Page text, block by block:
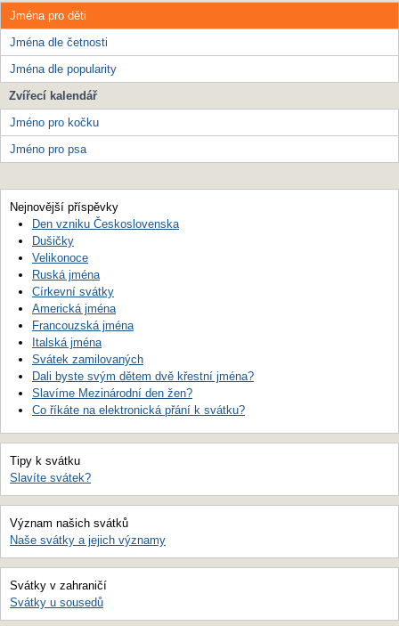
Jména pro děti
Jména dle četnosti
Jména dle popularity
Zvířecí kalendář
Jméno pro kočku
Jméno pro psa
Nejnovější příspěvky
Den vzniku Československa
Dušičky
Velikonoce
Ruská jména
Církevní svátky
Americká jména
Francouzská jména
Italská jména
Svátek zamilovaných
Dali byste svým dětem dvě křestní jména?
Slavíme Mezinárodní den žen?
Co říkáte na elektronická přání k svátku?
Tipy k svátku
Slavíte svátek?
Význam našich svátků
Naše svátky a jejich významy
Svátky v zahraničí
Svátky u sousedů